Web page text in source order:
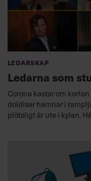
Ledarskap
Ledarna som
Corona kastar om
doldisar hamnar i
plötsligt är ute i kylan.